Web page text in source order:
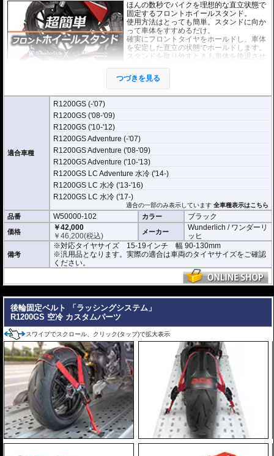
ほんの数秒でバイクを理想的な直立状態で
固定するフロントホイールスタンド。
使用方法はとっても簡単。スタンドに向か
って車体をすすめるだけ。
確実にフロントタイヤをホールドし、車体
を安定した直立の状態でホールドします。
スタンドを取り外すときも車体を後退させ
また、ベルト等でスタンドとホイールを留
めればスタンドが外れることはありませ
ん。
ぜひ動画でその手軽さをご確認ください。
対応タイヤサイズ 15-19インチ 幅 90-130mm
つづきを見る
適合車種
R1200GS (-'07)
R1200GS ('08-'09)
R1200GS ('10-'12)
R1200GS Adventure (-'07)
R1200GS Adventure ('08-'09)
R1200GS Adventure ('10-'13)
R1200GS LC Adventure 水冷 ('14-)
R1200GS LC 水冷 ('13-'16)
R1200GS LC 水冷 ('17-)
適合の一部のみ表示しています全車種表示はこちら
品番 W50000-102 カラー ブラック
価格
￥42,000
￥46,200(税込) メーカー
Wunderlich / ワンダーリ
ッヒ
備考
※対応タイヤサイズ 15-19インチ 幅 90-130mm
※汎用品となります。実際の適合は車両のタイヤサイズをご確認
ください。
後輪固定ベルト 「ラッシングシステム」
R1200GS 空冷 カスタムパーツ
スワイプでスクロール、クリック(タップ)で拡大表示